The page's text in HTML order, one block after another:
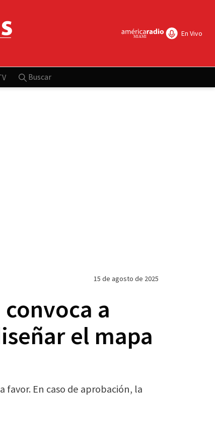
En Vivo
Buscar
15 de agosto de 2025
a
el mapa
En caso de aprobación, la